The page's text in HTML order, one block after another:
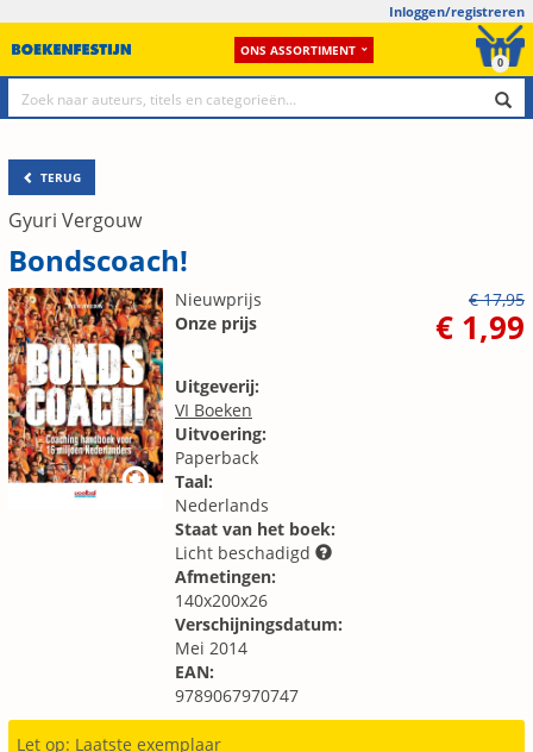
Inloggen/registreren
ONS ASSORTIMENT
0
TERUG
Gyuri Vergouw
Bondscoach!
Nieuwprijs
€ 17,95
Onze prijs
€ 1,99
Uitgeverij:
VI Boeken
Uitvoering:
Paperback
Taal:
Nederlands
Staat van het boek:
Licht beschadigd
Afmetingen:
140x200x26
Verschijningsdatum:
Mei 2014
EAN:
9789067970747
Let op: Laatste exemplaar